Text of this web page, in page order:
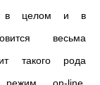
в целом и в
весьма
такого рода